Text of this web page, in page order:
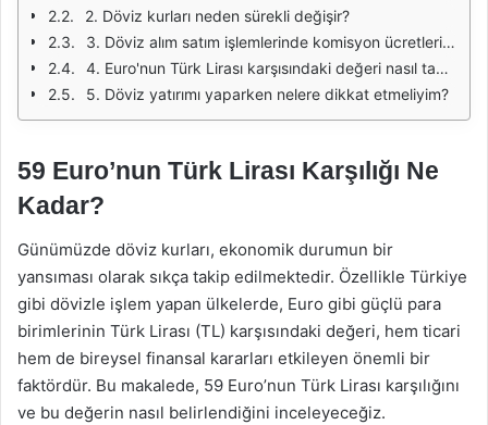
2. Döviz kurları neden sürekli değişir?
3. Döviz alım satım işlemlerinde komisyon ücretleri var mı?
4. Euro'nun Türk Lirası karşısındaki değeri nasıl tahmin edilir?
5. Döviz yatırımı yaparken nelere dikkat etmeliyim?
59 Euro’nun Türk Lirası Karşılığı Ne
Kadar?
Günümüzde döviz kurları, ekonomik durumun bir
yansıması olarak sıkça takip edilmektedir. Özellikle Türkiye
gibi dövizle işlem yapan ülkelerde, Euro gibi güçlü para
birimlerinin Türk Lirası (TL) karşısındaki değeri, hem ticari
hem de bireysel finansal kararları etkileyen önemli bir
faktördür. Bu makalede, 59 Euro’nun Türk Lirası karşılığını
ve bu değerin nasıl belirlendiğini inceleyeceğiz.